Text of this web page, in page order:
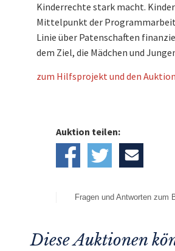
Kinderrechte stark macht.
Mittelpunkt der
Linie über Patenschaften
dem Ziel, die Mädchen und
zum Hilfsprojekt und den
Auktion teilen:
Fragen und Antworten zum
Diese Auktionen